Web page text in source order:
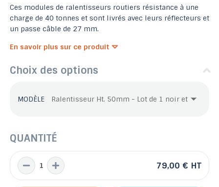
Ces modules de ralentisseurs routiers résistance à une
charge de 40 tonnes et sont livrés avec leurs réflecteurs et
un passe câble de 27 mm.
En savoir plus sur ce produit
Choix des options
MODÈLE
QUANTITÉ
79,00 € HT